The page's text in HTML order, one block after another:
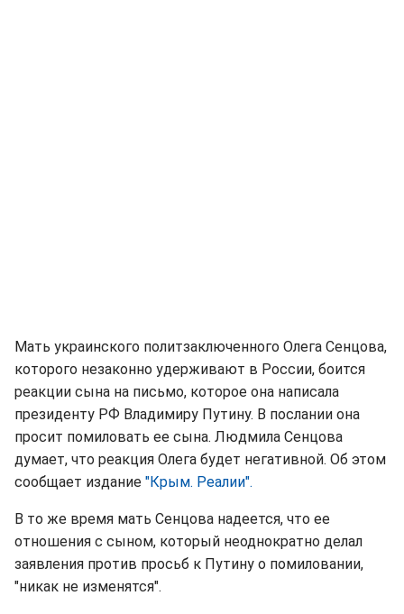
Мать украинского политзаключенного Олега Сенцова,
которого незаконно удерживают в России, боится
реакции сына на письмо, которое она написала
президенту РФ Владимиру Путину. В послании она
просит помиловать ее сына. Людмила Сенцова
думает, что реакция Олега будет негативной. Об этом
сообщает издание "Крым. Реалии".
В то же время мать Сенцова надеется, что ее
отношения с сыном, который неоднократно делал
заявления против просьб к Путину о помиловании,
"никак не изменятся".